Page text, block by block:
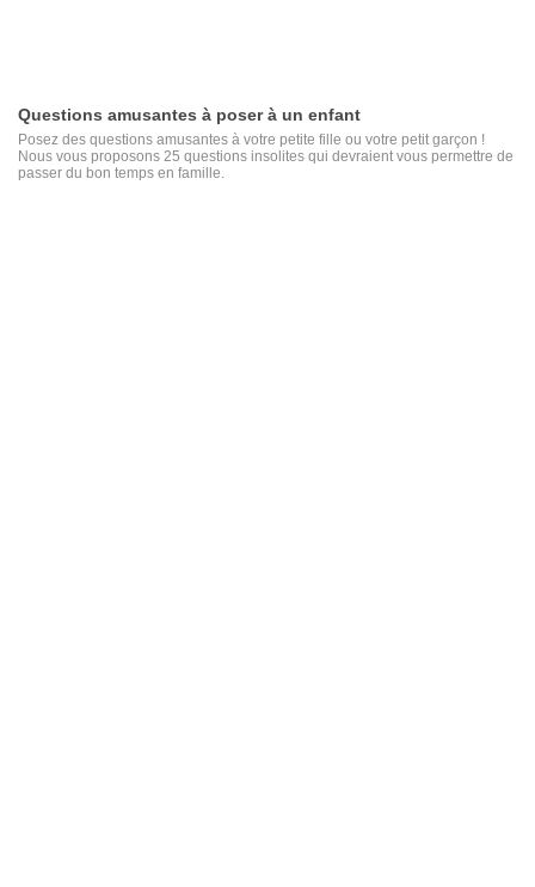
Questions amusantes à poser à un enfant
Posez des questions amusantes à votre petite fille ou votre petit garçon !
Nous vous proposons 25 questions insolites qui devraient vous permettre de
passer du bon temps en famille.